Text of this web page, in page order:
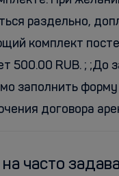
раздельно,
комплект
500.00 RUB. ; ;До
заполнить форму
договора
часто